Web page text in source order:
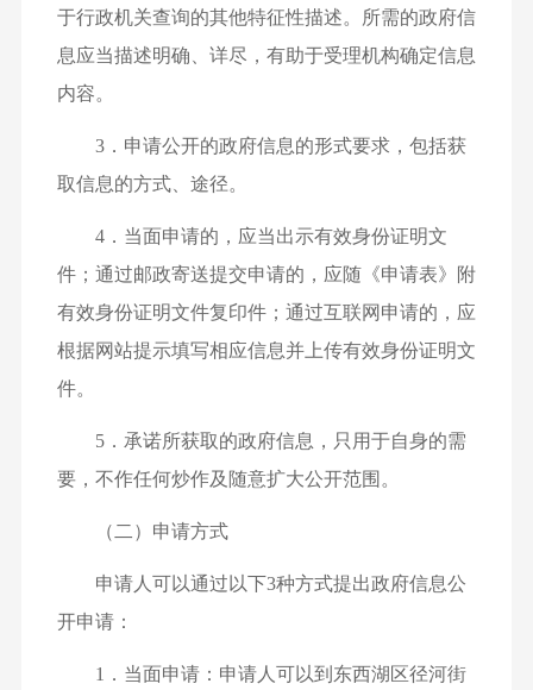
于行政机关查询的其他特征性描述。所需的政府信
息应当描述明确、详尽，有助于受理机构确定信息
内容。
3．申请公开的政府信息的形式要求，包括获
取信息的方式、途径。
4．当面申请的，应当出示有效身份证明文
件；通过邮政寄送提交申请的，应随《申请表》附
有效身份证明文件复印件；通过互联网申请的，应
根据网站提示填写相应信息并上传有效身份证明文
件。
5．承诺所获取的政府信息，只用于自身的需
要，不作任何炒作及随意扩大公开范围。
（二）申请方式
申请人可以通过以下3种方式提出政府信息公
开申请：
1．当面申请：申请人可以到东西湖区径河街